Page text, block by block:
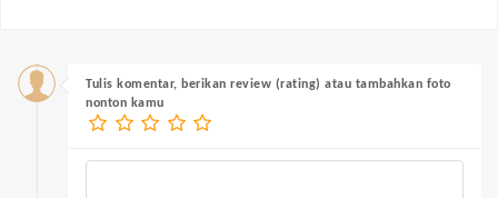
Tulis komentar, berikan review (rating) atau tambahkan foto
nonton kamu